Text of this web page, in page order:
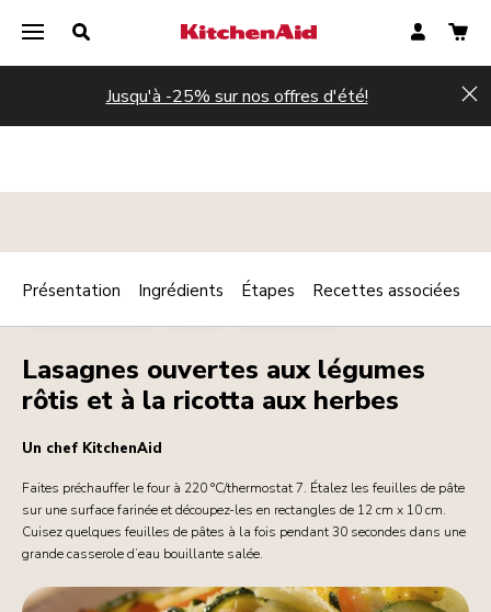
Jusqu'à -25% sur nos offres d'été!
PLAT PRINCIPAL PÂTES VÉGÉTARIEN Print
Lasagnes ouvertes aux légumes
rôtis et à la ricotta aux herbes
Un chef KitchenAid
Faites préchauffer le four à 220 °C/thermostat 7. Étalez les feuilles de pâte
sur une surface farinée et découpez-les en rectangles de 12 cm x 10 cm.
Cuisez quelques feuilles de pâtes à la fois pendant 30 secondes dans une
grande casserole d’eau bouillante salée.
Présentation Ingrédients Étapes Recettes associées